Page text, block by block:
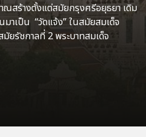
ณสร้างตั้งแต่สมัยกรุงศรีอยุธยา เดิม
มาเป็น “วัดแจ้ง” ในสมัยสมเด็จ
ยรัชกาลที่ 2 พระบาทสมเด็จ